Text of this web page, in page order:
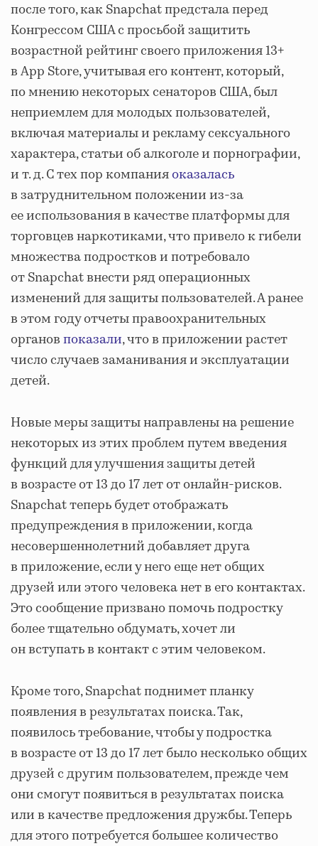
после того, как Snapchat предстала перед
Конгрессом США с просьбой защитить
возрастной рейтинг своего приложения 13+
в App Store, учитывая его контент, который,
по мнению некоторых сенаторов США, был
неприемлем для молодых пользователей,
включая материалы и рекламу сексуального
характера, статьи об алкоголе и порнографии,
и т. д. С тех пор компанияоказалась
в затруднительном положении из-за
ее использования в качестве платформы для
торговцев наркотиками, что привело к гибели
множества подростков и потребовало
от Snapchat внести ряд операционных
изменений для защиты пользователей. А ранее
в этом году отчеты правоохранительных
органовпоказали, что в приложении растет
число случаев заманивания и эксплуатации
детей.
Новые меры защиты направлены на решение
некоторых из этих проблем путем введения
функций для улучшения защиты детей
в возрасте от 13 до 17 лет от онлайн-рисков.
Snapchat теперь будет отображать
предупреждения в приложении, когда
несовершеннолетний добавляет друга
в приложение, если у него еще нет общих
друзей или этого человека нет в его контактах.
Это сообщение призвано помочь подростку
более тщательно обдумать, хочет ли
он вступать в контакт с этим человеком.
Кроме того, Snapchat поднимет планку
появления в результатах поиска. Так,
появилось требование, чтобы у подростка
в возрасте от 13 до 17 лет было несколько общих
друзей с другим пользователем, прежде чем
они смогут появиться в результатах поиска
или в качестве предложения дружбы. Теперь
для этого потребуется большее количество